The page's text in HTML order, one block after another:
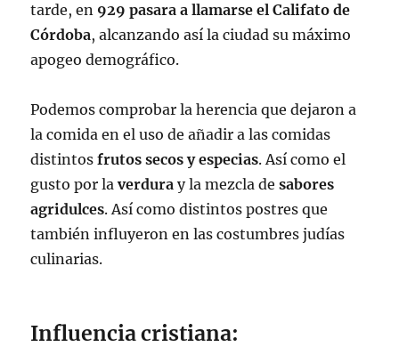
tarde, en 929 pasara a llamarse el Califato de
Córdoba, alcanzando así la ciudad su máximo
apogeo demográfico.
Podemos comprobar la herencia que dejaron a
la comida en el uso de añadir a las comidas
distintosfrutos secos y especias. Así como el
gusto por laverdura y la mezcla desabores
agridulces. Así como distintos postres que
también influyeron en las costumbres judías
culinarias.
Influencia cristiana: